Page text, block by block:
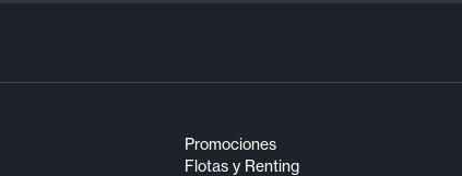
Promociones
Flotas y Renting